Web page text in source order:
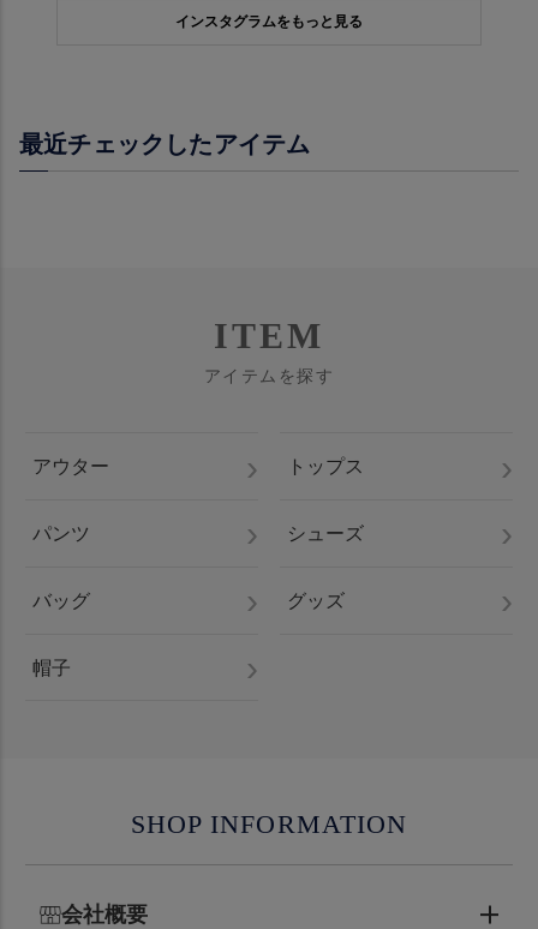
インスタグラムをもっと見る
最近チェックしたアイテム
ITEM
アイテムを探す
アウター トップス
パンツ シューズ
バッグ グッズ
帽子
SHOP INFORMATION
会社概要